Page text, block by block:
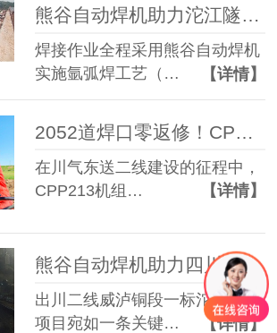
熊谷自动焊机助力沱江隧道项目，交出焊接质量满分答卷
焊接作业全程采用熊谷自动焊机
实施氩弧焊工艺（…
【详情】
2052道焊口零返修！CPP213机组携熊谷自动焊机闪耀川气东送二线
在川气东送二线建设的征程中，
CPP213机组…
【详情】
熊谷自动焊机助力四川油建川二线沱江隧道焊接提速
出川二线威泸铜段一标沱江隧道
项目宛如一条关键…
【详情】